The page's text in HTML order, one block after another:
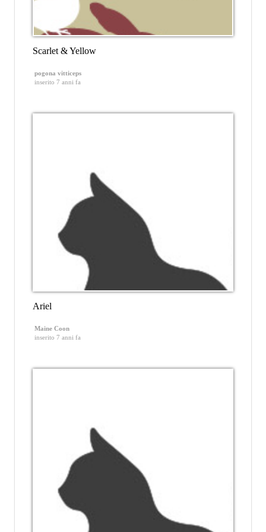
Scarlet & Yellow
pogona vitticeps
inserito 7 anni fa
Ariel
Maine Coon
inserito 7 anni fa